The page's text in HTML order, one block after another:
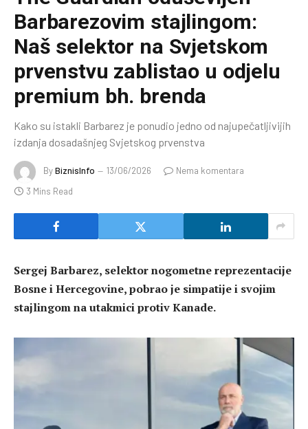
Barbarezovim stajlingom:
Naš selektor na Svjetskom
prvenstvu zablistao u odjelu
premium bh. brenda
Kako su istakli Barbarez je ponudio jedno od najupečatljivijih
izdanja dosadašnjeg Svjetskog prvenstva
ByBiznisInfo 13/06/2026
Nema komentara
3 Mins Read
Sergej Barbarez, selektor nogometne reprezentacije
Bosne i Hercegovine, pobrao je simpatije i svojim
stajlingom na utakmici protiv Kanade.